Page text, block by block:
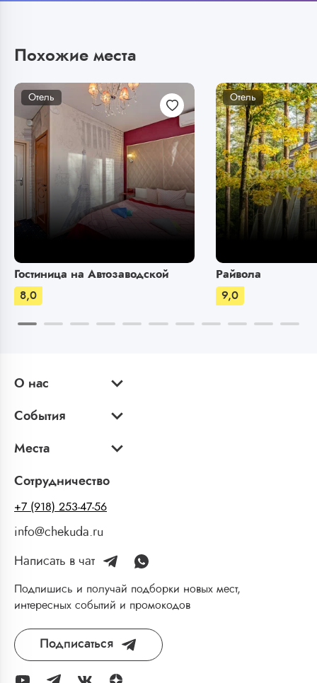
Похожие места
Отель
Гостиница на Автозаводской
8,0
Отель
Райвола
9,0
О нас
События
Места
Сотрудничество
+7 (918) 253-47-56
info@chekuda.ru
Написать в чат
Подпишись и получай подборки новых мест,
интересных событий и промокодов
Подписаться